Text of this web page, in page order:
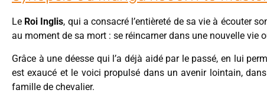
Le Roi Inglis, qui a consacré l’entièreté de sa vie à écouter
au moment de sa mort : se réincarner dans une nouvelle vie
Grâce à une déesse qui l’a déjà aidé par le passé, en lui
est exaucé et le voici propulsé dans un avenir lointain,
famille de chevalier.